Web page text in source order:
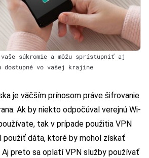
vaše súkromie a môžu sprístupniť aj
vo vašej krajine
je väčším prínosom práve šifrovanie
Ak by niekto odpočúval verejnú Wi-
tak v prípade použitia VPN
použiť dáta, ktoré by mohol získať
Aj preto sa oplatí VPN služby používať